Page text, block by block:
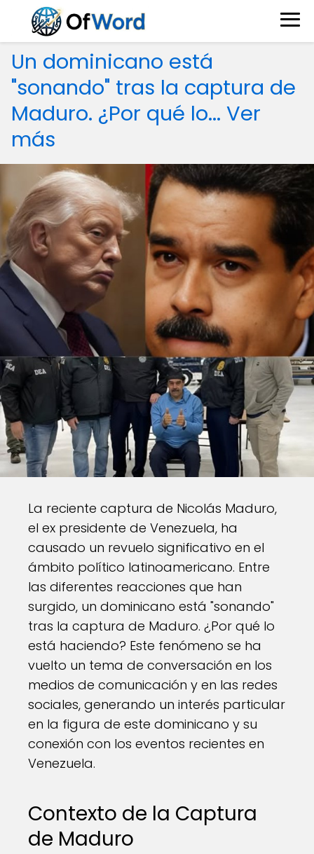
Un dominicano está
"sonando" tras la captura de
Maduro. ¿Por qué lo... Ver
más
La reciente captura de Nicolás Maduro,
el ex presidente de Venezuela, ha
causado un revuelo significativo en el
ámbito político latinoamericano. Entre
las diferentes reacciones que han
surgido, un dominicano está "sonando"
tras la captura de Maduro. ¿Por qué lo
está haciendo? Este fenómeno se ha
vuelto un tema de conversación en los
medios de comunicación y en las redes
sociales, generando un interés particular
en la figura de este dominicano y su
conexión con los eventos recientes en
Venezuela.
Contexto de la Captura
de Maduro